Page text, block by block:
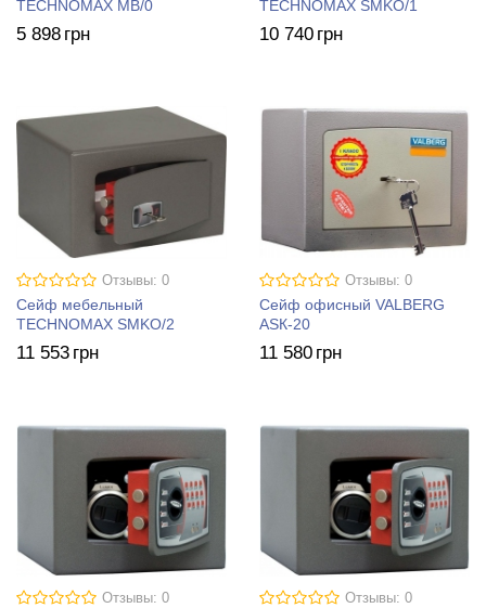
TECHNOMAX МВ/0
5 898 грн
TECHNOMAX SMKO/1
10 740 грн
Отзывы: 0
Сейф мебельный
TECHNOMAX SMKO/2
11 553 грн
Отзывы: 0
Сейф офисный VALBERG
ASК-20
11 580 грн
Отзывы: 0 Отзывы: 0